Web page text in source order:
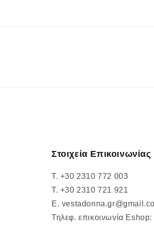
Στοιχεία Επικοινωνίας
T. +30 2310 772 003
T. +30 2310 721 921
E.
Τηλεφ. επικοινωνία Eshop: